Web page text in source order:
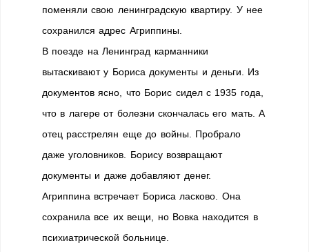
поменяли свою ленинградскую квартиру. У нее
сохранился адрес Агриппины.
В поезде на Ленинград карманники
вытаскивают у Бориса документы и деньги. Из
документов ясно, что Борис сидел с 1935 года,
что в лагере от болезни скончалась его мать. А
отец расстрелян еще до войны. Пробрало
даже уголовников. Борису возвращают
документы и даже добавляют денег.
Агриппина встречает Бориса ласково. Она
сохранила все их вещи, но Вовка находится в
психиатрической больнице.